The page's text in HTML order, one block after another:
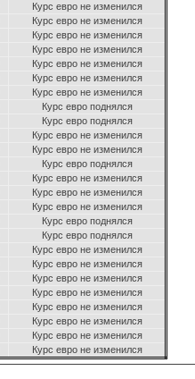
Курс евро не изменился
Курс евро не изменился
Курс евро не изменился
Курс евро не изменился
Курс евро не изменился
Курс евро не изменился
Курс евро не изменился
Курс евро поднялся
Курс евро поднялся
Курс евро не изменился
Курс евро не изменился
Курс евро поднялся
Курс евро не изменился
Курс евро не изменился
Курс евро не изменился
Курс евро поднялся
Курс евро поднялся
Курс евро не изменился
Курс евро не изменился
Курс евро не изменился
Курс евро не изменился
Курс евро не изменился
Курс евро не изменился
Курс евро не изменился
Курс евро не изменился